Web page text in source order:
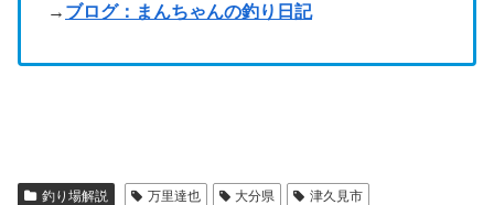
→ ブログ：まんちゃんの釣り日記
釣り場解説 万里達也 大分県 津久見市